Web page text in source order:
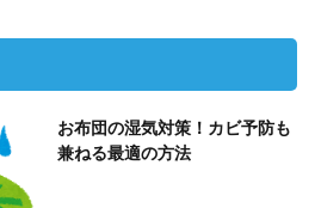
お布団の湿気対策！カビ予防も
兼ねる最適の方法